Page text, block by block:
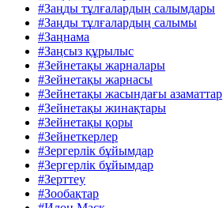
#Заңды тұлғалардың салымдары
#Заңды тұлғалардың салымы
#Заңнама
#Заңсыз құрылыс
#Зейнетақы жарналары
#Зейнетақы жарнасы
#Зейнетақы жасындағы азаматтар
#Зейнетақы жинақтары
#Зейнетақы қоры
#Зейнеткерлер
#Зергерлік бұйымдар
#Зергерлік бұйымдар
#Зерттеу
#Зообақтар